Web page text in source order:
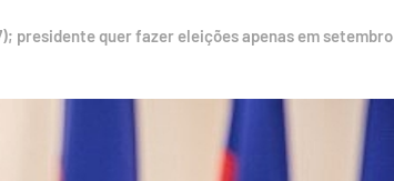
presidente quer fazer eleições apenas em setembro